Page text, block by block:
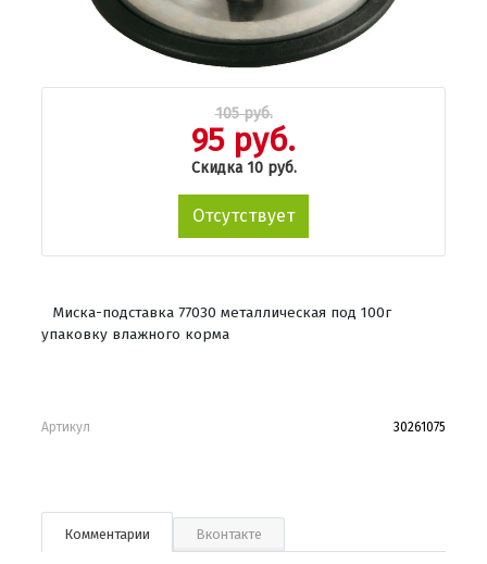
105 руб.
95 руб.
Скидка 10 руб.
Отсутствует
Миска-подставка 77030 металлическая под 100г
упаковку влажного корма
Артикул 30261075
Комментарии Вконтакте